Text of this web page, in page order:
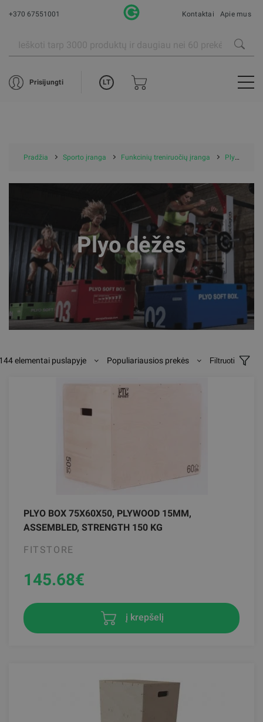
+370 67551001 Kontaktai Apie mus
Prisijungti LT
Pradžia Sporto įranga Funkcinių treniruočių įranga Plyo dėžės
Plyo dėžės
elementai puslapyje Populiariausios prekės Filtruoti
PLYO BOX 75X60X50, PLYWOOD 15MM,
ASSEMBLED, STRENGTH 150 KG
FITSTORE
145.68€
į krepšelį